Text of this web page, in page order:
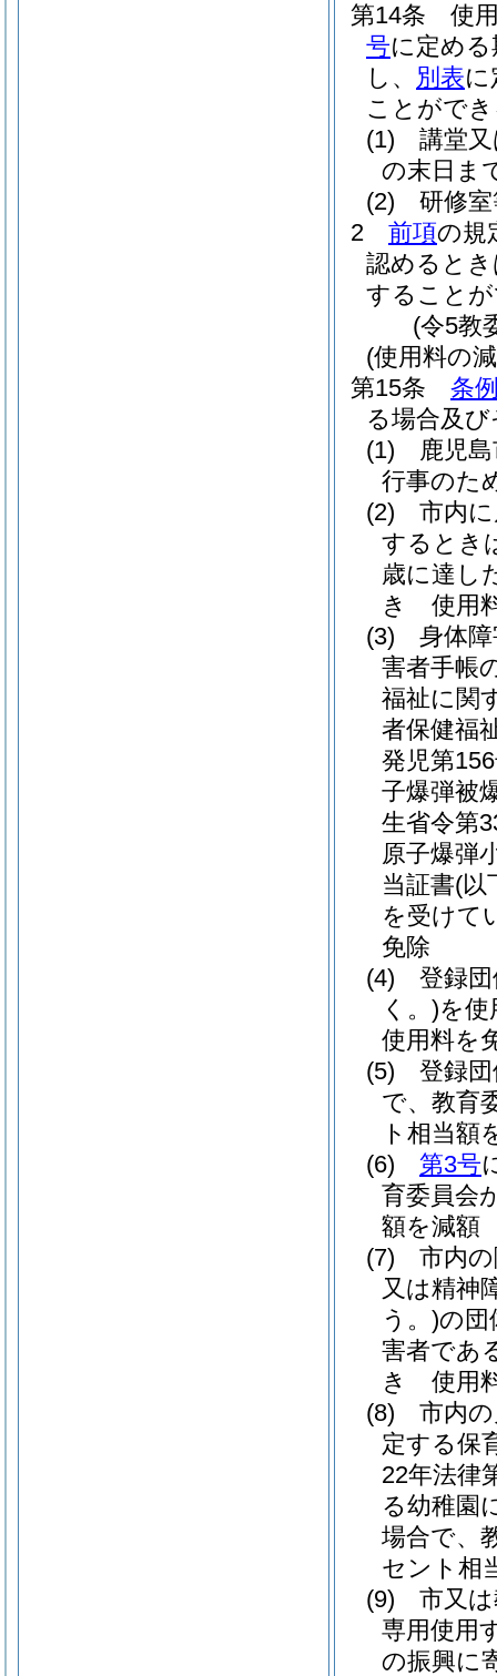
第14条
使
号に定め
し、 別表に
ことがで
(1)
講堂
の末日ま
(2)
研修
2
前項の規
認めると
すること
(令5教
(使用料の
第15条
条
る場合及
(1)
鹿児
行事のた
(2)
市内
するとき
歳に達し
き 使用
(3)
身体
害者手帳
福祉に関
者保健福
発児第
子爆弾被
生省令第
原子爆弾
当証書(以
を受けて
免除
(4)
登録
く。)を
使用料を
(5)
登録
で、教育
ト相当額
(6)
第3号
育委員会
額を減額
(7)
市内
又は精神
う。)の団
害者であ
き 使用
(8)
市内
定する保
22年法律
る幼稚園
場合で、
セント相
(9)
市又
専用使用
の振興に